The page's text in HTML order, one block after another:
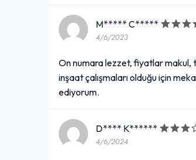
M***** C*****
4/6/2023
On numara lezzet, fiyatlar makul,
inşaat çalışmaları olduğu için
ediyorum.
D**** K******
4/6/2024